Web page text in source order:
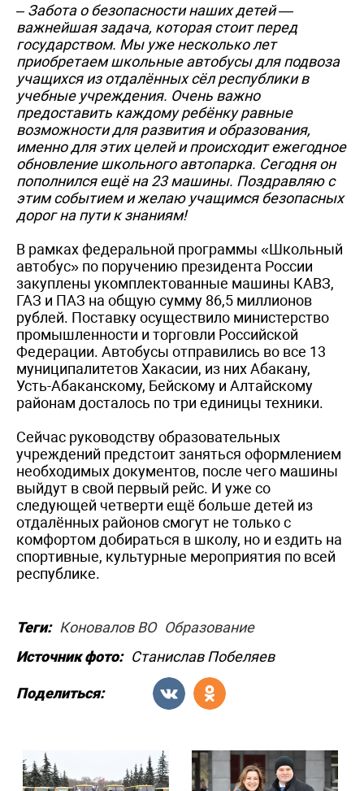
– Забота о безопасности наших детей —
важнейшая задача, которая стоит перед
государством. Мы уже несколько лет
приобретаем школьные автобусы для подвоза
учащихся из отдалённых сёл республики в
учебные учреждения. Очень важно
предоставить каждому ребёнку равные
возможности для развития и образования,
именно для этих целей и происходит ежегодное
обновление школьного автопарка. Сегодня он
пополнился ещё на 23 машины. Поздравляю с
этим событием и желаю учащимся безопасных
дорог на пути к знаниям!
В рамках федеральной программы «Школьный
автобус» по поручению президента России
закуплены укомплектованные машины КАВЗ,
ГАЗ и ПАЗ на общую сумму 86,5 миллионов
рублей. Поставку осуществило министерство
промышленности и торговли Российской
Федерации. Автобусы отправились во все 13
муниципалитетов Хакасии, из них Абакану,
Усть-Абаканскому, Бейскому и Алтайскому
районам досталось по три единицы техники.
Сейчас руководству образовательных
учреждений предстоит заняться оформлением
необходимых документов, после чего машины
выйдут в свой первый рейс. И уже со
следующей четверти ещё больше детей из
отдалённых районов смогут не только с
комфортом добираться в школу, но и ездить на
спортивные, культурные мероприятия по всей
республике.
Теги: Коновалов ВО Образование
Источник фото: Станислав Побеляев
Поделиться: